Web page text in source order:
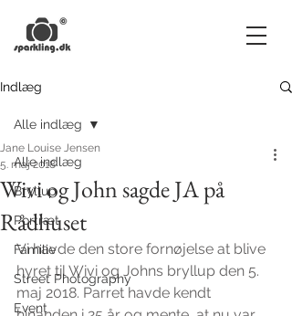
Indlæg
Alle indlæg
Bryllup
Portræt
Familie
Street Photography
Event
Alle indlæg
Wivi og John sagde JA på
Rådhuset
Jane Louise Jensen
5. maj 2018
Vi havde den store fornøjelse at blive
hyret til Wivi og Johns bryllup den 5.
maj 2018. Parret havde kendt